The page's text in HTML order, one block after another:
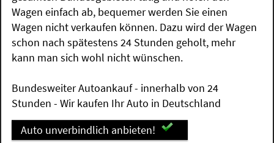
Wagen einfach ab, bequemer werden Sie einen
Wagen nicht verkaufen können. Dazu wird der Wagen
schon nach spätestens 24 Stunden geholt, mehr
kann man sich wohl nicht wünschen.
Bundesweiter Autoankauf - innerhalb von 24
Stunden - Wir kaufen Ihr Auto in Deutschland
Auto unverbindlich anbieten!